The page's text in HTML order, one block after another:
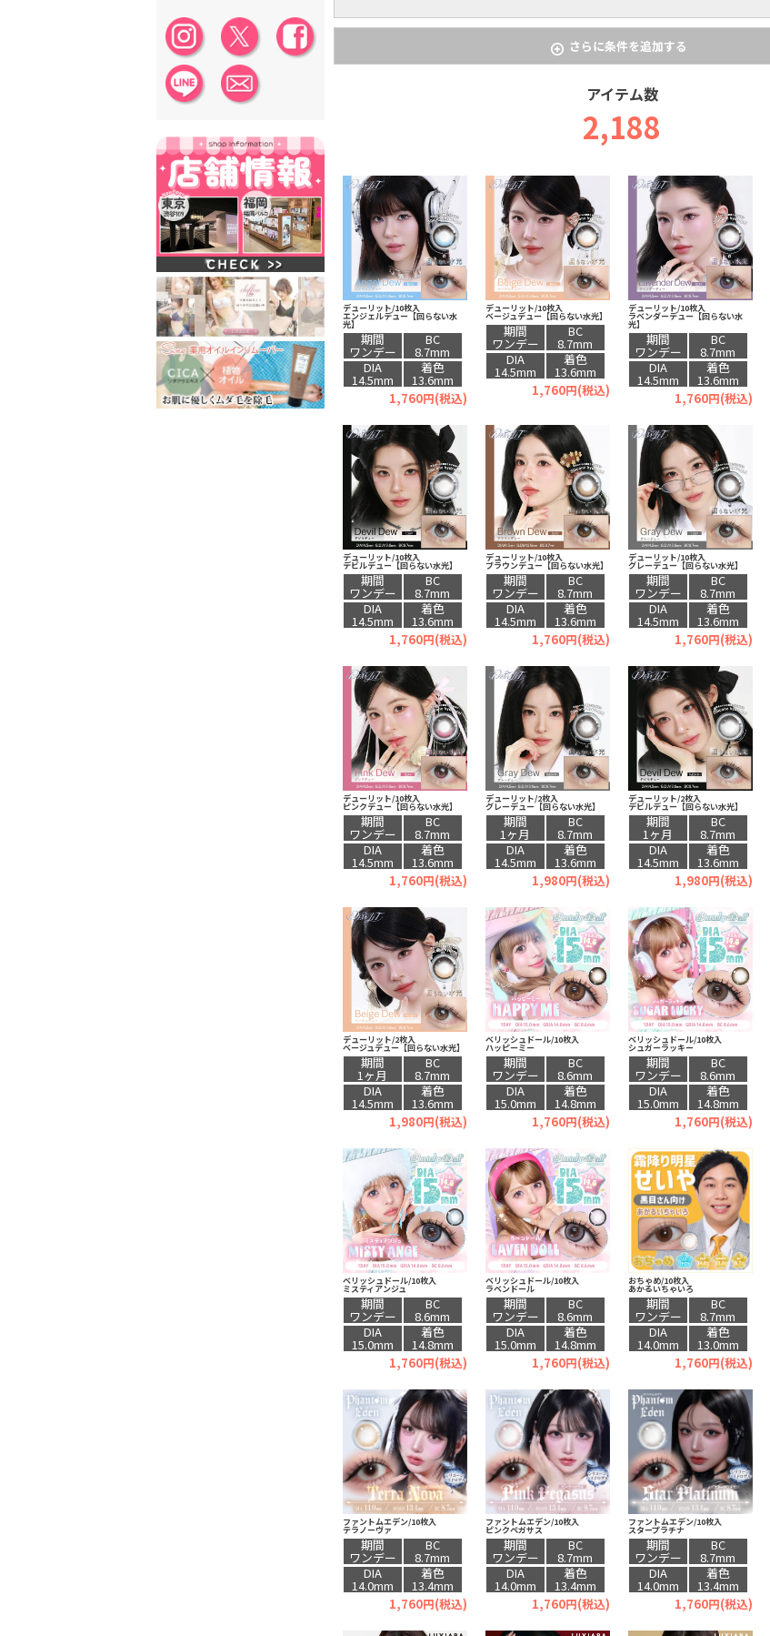
さらに条件を追加する
アイテム数
2,188
デューリット/10枚入
エンジェルデュー【回らない水
光】
期間
ワンデー
BC
8.7mm
DIA
14.5mm
着色
13.6mm
1,760円(税込)
デューリット/10枚入
ベージュデュー【回らない水光】
期間
ワンデー
BC
8.7mm
DIA
14.5mm
着色
13.6mm
1,760円(税込)
デューリット/10枚入
ラベンダーデュー【回らない水
光】
期間
ワンデー
BC
8.7mm
DIA
14.5mm
着色
13.6mm
1,760円(税込)
デューリット/10枚入
デビルデュー【回らない水光】
期間
ワンデー
BC
8.7mm
DIA
14.5mm
着色
13.6mm
1,760円(税込)
デューリット/10枚入
ブラウンデュー【回らない水光】
期間
ワンデー
BC
8.7mm
DIA
14.5mm
着色
13.6mm
1,760円(税込)
デューリット/10枚入
グレーデュー【回らない水光】
期間
ワンデー
BC
8.7mm
DIA
14.5mm
着色
13.6mm
1,760円(税込)
デューリット/10枚入
ピンクデュー【回らない水光】
期間
ワンデー
BC
8.7mm
DIA
14.5mm
着色
13.6mm
1,760円(税込)
デューリット/2枚入
グレーデュー【回らない水光】
期間
1ヶ月
BC
8.7mm
DIA
14.5mm
着色
13.6mm
1,980円(税込)
デューリット/2枚入
デビルデュー【回らない水光】
期間
1ヶ月
BC
8.7mm
DIA
14.5mm
着色
13.6mm
1,980円(税込)
デューリット/2枚入
ベージュデュー【回らない水光】
期間
1ヶ月
BC
8.7mm
DIA
14.5mm
着色
13.6mm
1,980円(税込)
ベリッシュドール/10枚入
ハッピーミー
期間
ワンデー
BC
8.6mm
DIA
15.0mm
着色
14.8mm
1,760円(税込)
ベリッシュドール/10枚入
シュガーラッキー
期間
ワンデー
BC
8.6mm
DIA
15.0mm
着色
14.8mm
1,760円(税込)
ベリッシュドール/10枚入
ミスティアンジュ
期間
ワンデー
BC
8.6mm
DIA
15.0mm
着色
14.8mm
1,760円(税込)
ベリッシュドール/10枚入
ラベンドール
期間
ワンデー
BC
8.6mm
DIA
15.0mm
着色
14.8mm
1,760円(税込)
おちゃめ/10枚入
あかるいちゃいろ
期間
ワンデー
BC
8.7mm
DIA
14.0mm
着色
13.0mm
1,760円(税込)
ファントムエデン/10枚入
テラノーヴァ
期間
ワンデー
BC
8.7mm
DIA
14.0mm
着色
13.4mm
1,760円(税込)
ファントムエデン/10枚入
ピンクペガサス
期間
ワンデー
BC
8.7mm
DIA
14.0mm
着色
13.4mm
1,760円(税込)
ファントムエデン/10枚入
スタープラチナ
期間
ワンデー
BC
8.7mm
DIA
14.0mm
着色
13.4mm
1,760円(税込)